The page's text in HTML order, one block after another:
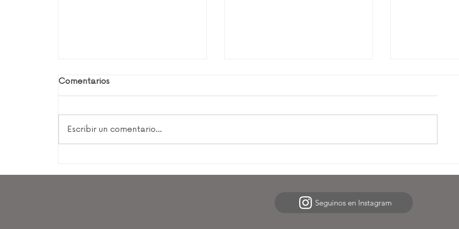
Comentarios
Escribir un comentario...
Seguinos en Instagram